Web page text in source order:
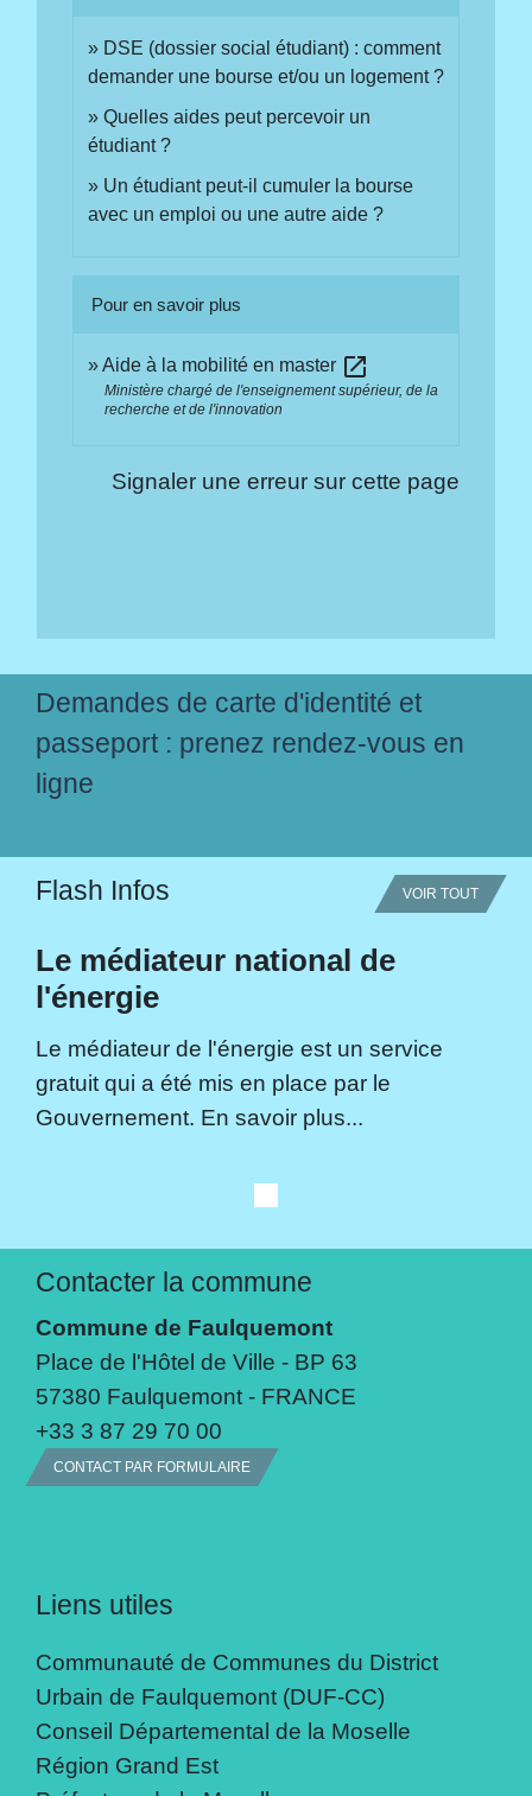
DSE (dossier social étudiant) : comment
demander une bourse et/ou un logement ?
Quelles aides peut percevoir un
étudiant ?
Un étudiant peut-il cumuler la bourse
avec un emploi ou une autre aide ?
Pour en savoir plus
Aide à la mobilité en master open_in_new
Ministère chargé de l'enseignement supérieur, de la
recherche et de l'innovation
Signaler une erreur sur cette page
Demandes de carte d'identité et
passeport : prenez rendez-vous en
ligne
Flash Infos VOIR TOUT
Le médiateur national de
l'énergie
Le médiateur de l'énergie est un service
gratuit qui a été mis en place par le
Gouvernement. En savoir plus...
Contacter la commune
Commune de Faulquemont
Place de l'Hôtel de Ville - BP 63
57380 Faulquemont - FRANCE
+33 3 87 29 70 00
CONTACT PAR FORMULAIRE
Liens utiles
Communauté de Communes du District
Urbain de Faulquemont (DUF-CC)
Conseil Départemental de la Moselle
Région Grand Est